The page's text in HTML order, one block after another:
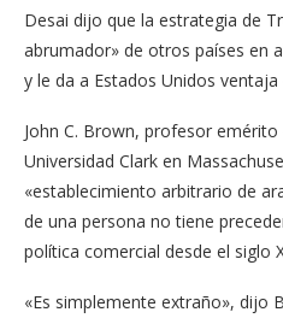
Desai dijo que la estrategia de
abrumador» de otros países en
y le da a Estados Unidos
John C. Brown, profesor
Universidad Clark en
«establecimiento arbitrario de
de una persona no tiene
política comercial desde el siglo
«Es simplemente extraño», dijo